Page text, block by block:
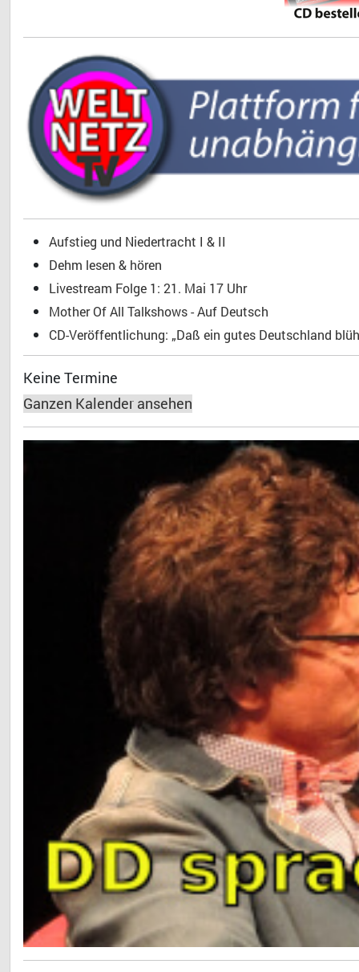
Aufstieg und Niedertracht I & II
Dehm lesen & hören
Livestream Folge 1: 21. Mai 17 Uhr
Mother Of All Talkshows - Auf Deutsch
CD-Veröffentlichung: „Daß ein gutes Deutschland
Keine Termine
Ganzen Kalender ansehen